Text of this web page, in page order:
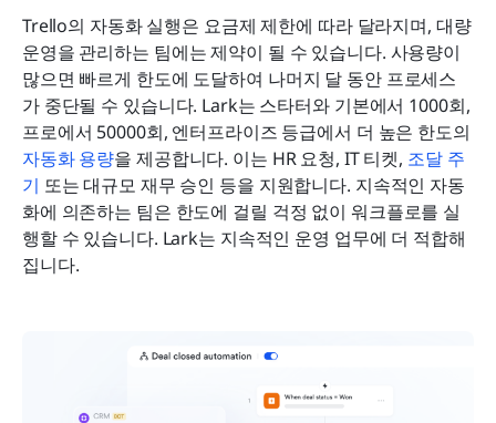
Trello의 자동화 실행은 요금제 제한에 따라 달라지며, 대량
운영을 관리하는 팀에는 제약이 될 수 있습니다. 사용량이
많으면 빠르게 한도에 도달하여 나머지 달 동안 프로세스
가 중단될 수 있습니다. Lark는 스타터와 기본에서 1000회,
자동화 용량을 제공합니다. 이는 HR 요청, IT 티켓, 조달 주
기 또는 대규모 재무 승인 등을 지원합니다. 지속적인 자동
화에 의존하는 팀은 한도에 걸릴 걱정 없이 워크플로를 실
행할 수 있습니다. Lark는 지속적인 운영 업무에 더 적합해
집니다.